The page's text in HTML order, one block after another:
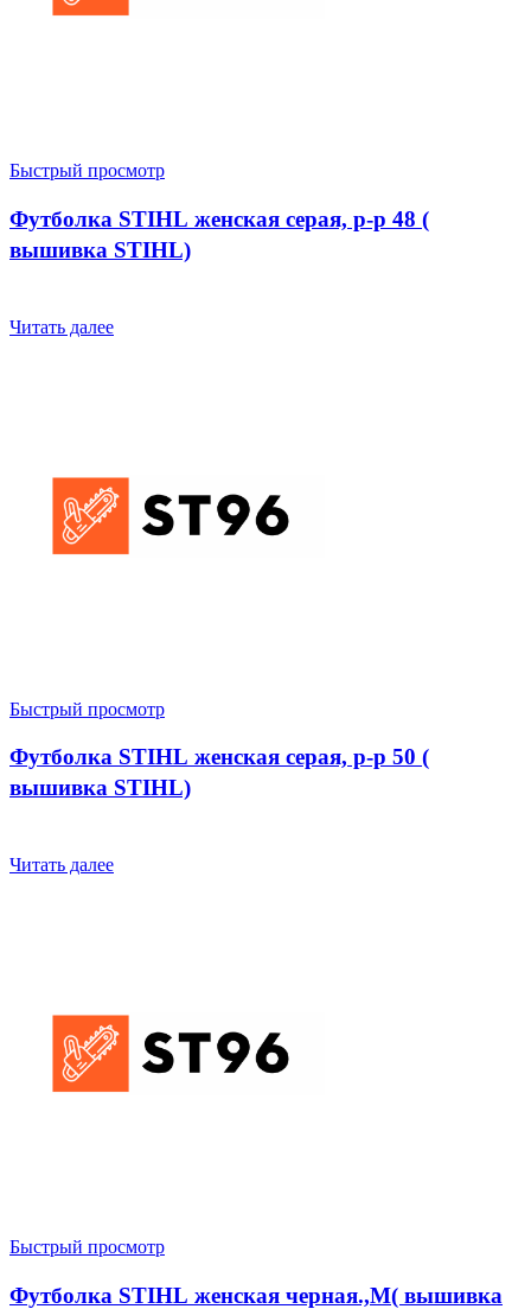
Быстрый просмотр
Футболка STIHL женская серая, р-р 48 (
вышивка STIHL)
Читать далее
Быстрый просмотр
Футболка STIHL женская серая, р-р 50 (
вышивка STIHL)
Читать далее
Быстрый просмотр
Футболка STIHL женская черная.,M( вышивка